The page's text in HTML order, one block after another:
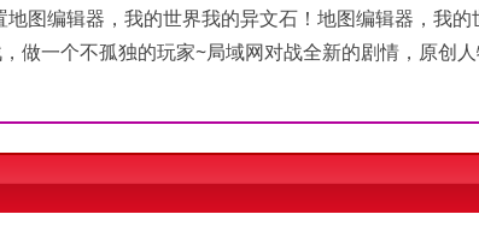
图编辑器，我的世界我的异文石！地图编辑器，我的
做一个不孤独的玩家~局域网对战全新的剧情，原创